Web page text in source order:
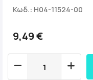
Κωδ.: H04-11524-00
9,49 €